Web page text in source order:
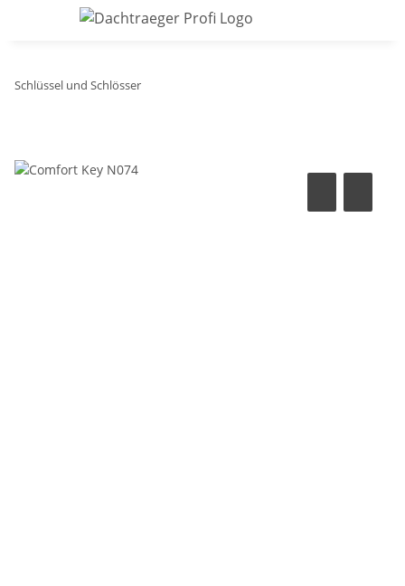
Schlüssel und Schlösser